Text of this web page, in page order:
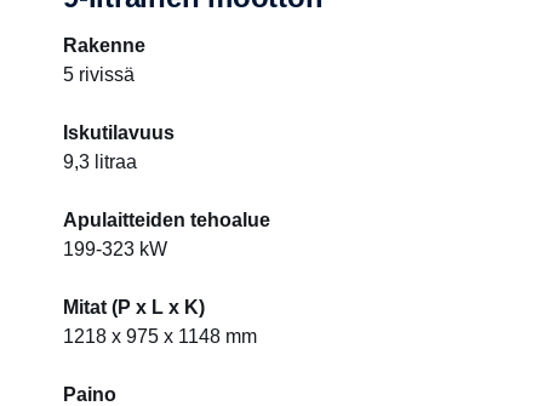
Rakenne
5 rivissä
Iskutilavuus
9,3 litraa
Apulaitteiden tehoalue
199-323 kW
Mitat (P x L x K)
1218 x 975 x 1148 mm
Paino